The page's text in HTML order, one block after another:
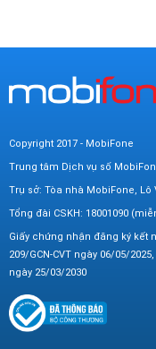
Copyright 2017 - MobiFone
Trung tâm Dịch vụ số
Trụ sở: Tòa nhà MobiFone,
Tổng đài CSKH: 18001090
Giấy chứng nhận đăng ký kết
209/GCN-CVT ngày 06/05/
ngày 25/03/2030